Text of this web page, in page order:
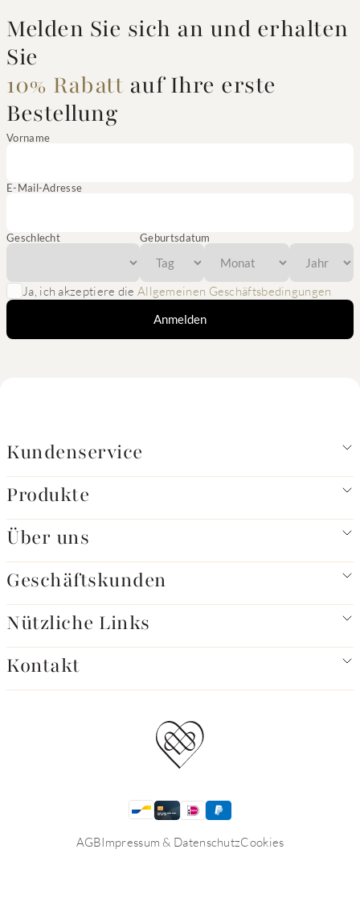
Melden Sie sich an und erhalten
Sie
10% Rabatt auf Ihre erste
Bestellung
Vorname
E-Mail-Adresse
Geschlecht Geburtsdatum
Ja, ich akzeptiere die Allgemeinen Geschäftsbedingungen
Anmelden
Kundenservice
Produkte
Über uns
Geschäftskunden
Nützliche Links
Kontakt
AGBImpressum & DatenschutzCookies